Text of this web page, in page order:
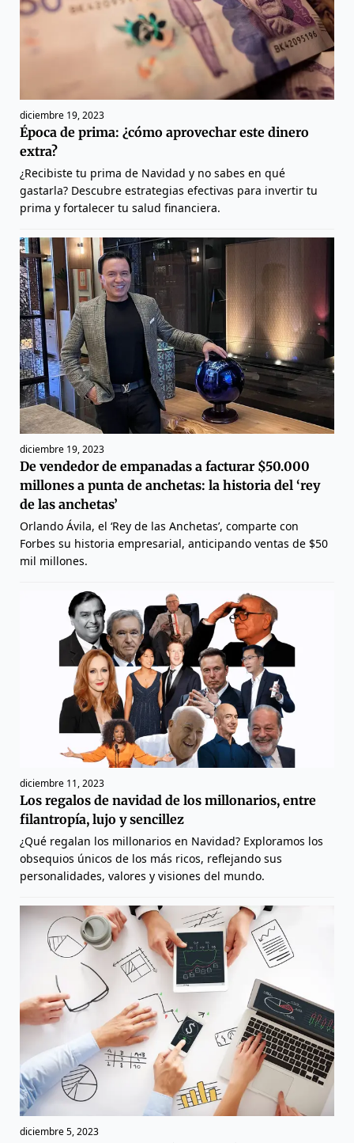
diciembre 19, 2023
Época de prima: ¿cómo aprovechar este dinero
extra?
¿Recibiste tu prima de Navidad y no sabes en qué
gastarla? Descubre estrategias efectivas para invertir tu
prima y fortalecer tu salud financiera.
diciembre 19, 2023
De vendedor de empanadas a facturar $50.000
millones a punta de anchetas: la historia del ‘rey
de las anchetas’
Orlando Ávila, el ‘Rey de las Anchetas’, comparte con
Forbes su historia empresarial, anticipando ventas de $50
mil millones.
diciembre 11, 2023
Los regalos de navidad de los millonarios, entre
filantropía, lujo y sencillez
¿Qué regalan los millonarios en Navidad? Exploramos los
obsequios únicos de los más ricos, reflejando sus
personalidades, valores y visiones del mundo.
diciembre 5, 2023